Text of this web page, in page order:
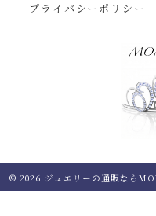
プライバシーポリシー
© 2026 ジュエリーの通販なら